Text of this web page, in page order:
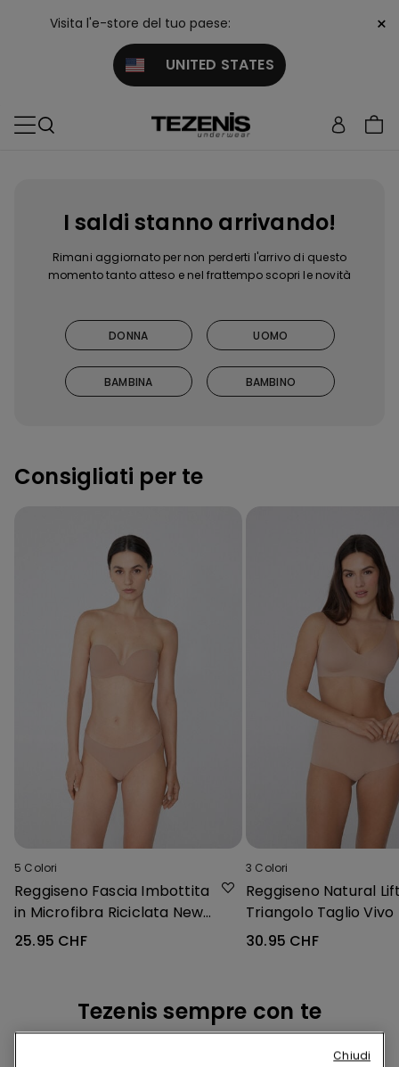
I saldi stanno arrivando!
Rimani aggiornato per non perderti l'arrivo di questo
momento tanto atteso e nel frattempo scopri le novità
DONNA UOMO
BAMBINA BAMBINO
Consigliati per te
5 Colori
Reggiseno Fascia Imbottita
in Microfibra Riciclata New
York
25.95 CHF
3 Colori
Reggiseno Natural
Triangolo Taglio Vivo
30.95 CHF
Tezenis sempre con te
Visita l'e-store del tuo paese:
UNITED STATES
×
Chiudi